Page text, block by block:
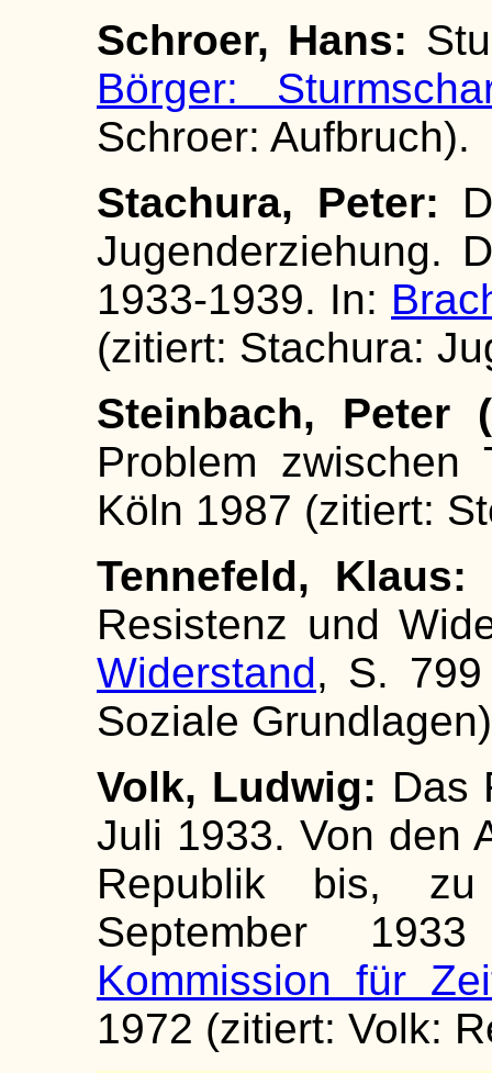
Schroer, Hans:
Börger:
Schroer: Aufbruch).
Stachura, Peter:
Jugenderziehung.
1933-1939. In:
(zitiert: Stachura:
Steinbach, Peter
Problem zwischen
Köln 1987 (zitiert:
Tennefeld, Klaus:
Resistenz und
Widerstand, S. 799
Soziale
Volk, Ludwig: Das
Juli 1933. Von den
Republik bis,
September
Kommission für
1972 (zitiert: Volk: